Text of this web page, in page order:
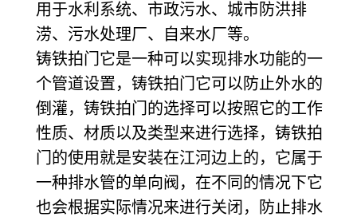
用于水利系统、市政污水、城市防洪排
涝、污水处理厂、自来水厂等。
铸铁拍门它是一种可以实现排水功能的一
个管道设置，铸铁拍门它可以防止外水的
倒灌，铸铁拍门的选择可以按照它的工作
性质、材质以及类型来进行选择，铸铁拍
门的使用就是安装在江河边上的，它属于
一种排水管的单向阀，在不同的情况下它
也会根据实际情况来进行关闭，防止排水